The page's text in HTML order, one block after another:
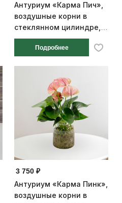
Антуриум «Карма Пич»,
воздушные корни в
стеклянном цилиндре,
диаметр горшка 14 см,
высота 25 см
Подробнее
3 750 ₽
Антуриум «Карма Пинк»,
воздушные корни в